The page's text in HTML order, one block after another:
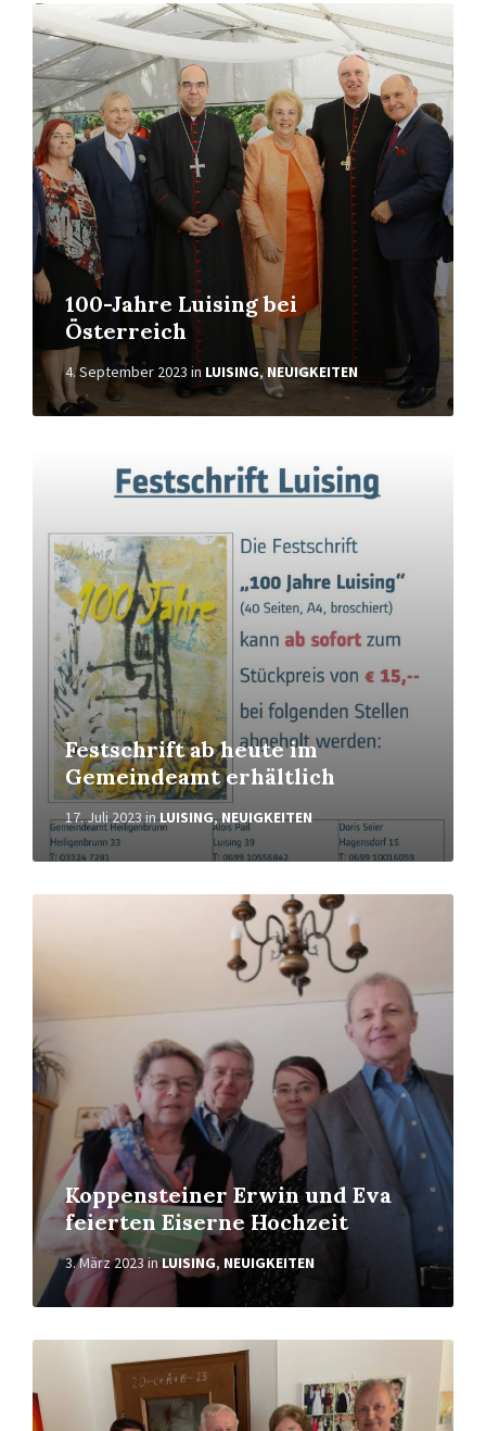
100-Jahre Luising bei
Österreich
4. September 2023 in LUISING, NEUIGKEITEN
Weiterlesen
Festschrift ab heute im
Gemeindeamt erhältlich
17. Juli 2023inLUISING,NEUIGKEITEN
Koppensteiner Erwin und Eva
feierten Eiserne Hochzeit
3. März 2023inLUISING, NEUIGKEITEN
Weiterlesen